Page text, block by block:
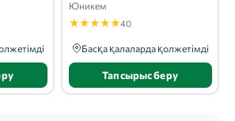
Юникем
★★★★★40
Басқа қалаларда қолжетімді
Тапсырыс беру